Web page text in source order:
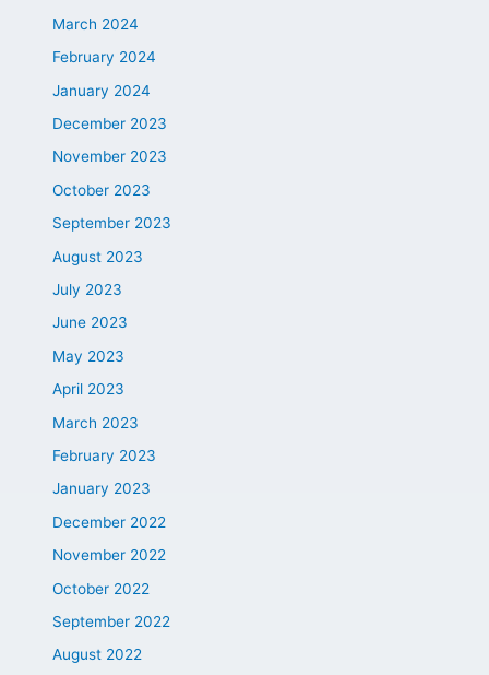
March 2024
February 2024
January 2024
December 2023
November 2023
October 2023
September 2023
August 2023
July 2023
June 2023
May 2023
April 2023
March 2023
February 2023
January 2023
December 2022
November 2022
October 2022
September 2022
August 2022